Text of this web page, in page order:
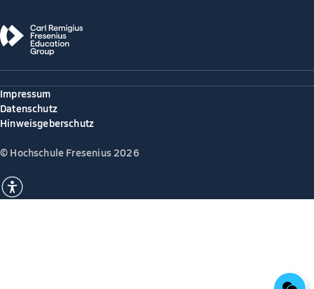
Impressum
Datenschutz
Hinweisgeberschutz
© Hochschule Fresenius 2026